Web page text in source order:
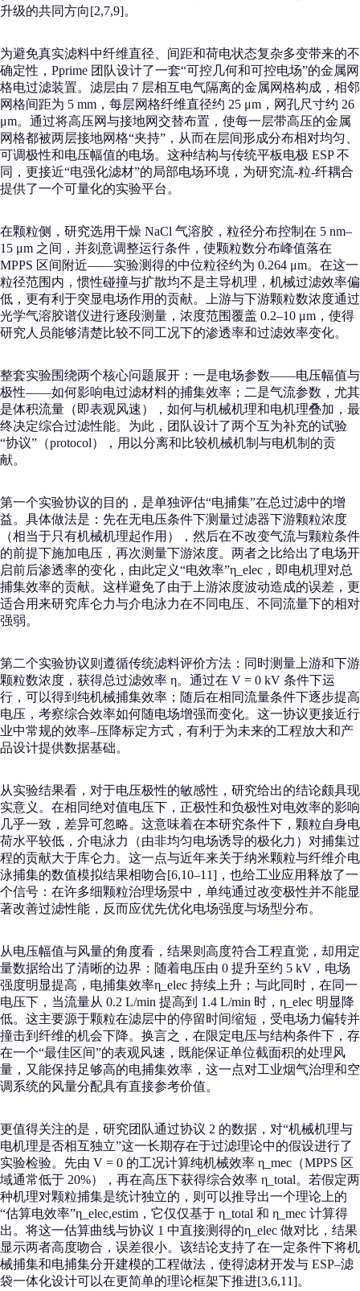
升级的共同方向[2,7,9]。
为避免真实滤料中纤维直径、间距和荷电状态复杂多变带来的不
确定性，Pprime 团队设计了一套“可控几何和可控电场”的金属网
格电过滤装置。滤层由 7 层相互电气隔离的金属网格构成，相邻
网格间距为 5 mm，每层网格纤维直径约 25 μm，网孔尺寸约 26
μm。通过将高压网与接地网交替布置，使每一层带高压的金属
网格都被两层接地网格“夹持”，从而在层间形成分布相对均匀、
可调极性和电压幅值的电场。这种结构与传统平板电极 ESP 不
同，更接近“电强化滤材”的局部电场环境，为研究流‑粒‑纤耦合
提供了一个可量化的实验平台。
在颗粒侧，研究选用干燥 NaCl 气溶胶，粒径分布控制在 5 nm–
15 μm 之间，并刻意调整运行条件，使颗粒数分布峰值落在
MPPS 区间附近——实验测得的中位粒径约为 0.264 μm。在这一
粒径范围内，惯性碰撞与扩散均不是主导机理，机械过滤效率偏
低，更有利于突显电场作用的贡献。上游与下游颗粒数浓度通过
光学气溶胶谱仪进行逐段测量，浓度范围覆盖 0.2–10 μm，使得
研究人员能够清楚比较不同工况下的渗透率和过滤效率变化。
整套实验围绕两个核心问题展开：一是电场参数——电压幅值与
极性——如何影响电过滤材料的捕集效率；二是气流参数，尤其
是体积流量（即表观风速），如何与机械机理和电机理叠加，最
终决定综合过滤性能。为此，团队设计了两个互为补充的试验
“协议”（protocol），用以分离和比较机械机制与电机制的贡
献。
第一个实验协议的目的，是单独评估“电捕集”在总过滤中的增
益。具体做法是：先在无电压条件下测量过滤器下游颗粒浓度
（相当于只有机械机理起作用），然后在不改变气流与颗粒条件
的前提下施加电压，再次测量下游浓度。两者之比给出了电场开
启前后渗透率的变化，由此定义“电效率”η_elec，即电机理对总
捕集效率的贡献。这样避免了由于上游浓度波动造成的误差，更
适合用来研究库仑力与介电泳力在不同电压、不同流量下的相对
强弱。
第二个实验协议则遵循传统滤料评价方法：同时测量上游和下游
颗粒数浓度，获得总过滤效率 η。通过在 V = 0 kV 条件下运
行，可以得到纯机械捕集效率；随后在相同流量条件下逐步提高
电压，考察综合效率如何随电场增强而变化。这一协议更接近行
业中常规的效率–压降标定方式，有利于为未来的工程放大和产
品设计提供数据基础。
从实验结果看，对于电压极性的敏感性，研究给出的结论颇具现
实意义。在相同绝对值电压下，正极性和负极性对电效率的影响
几乎一致，差异可忽略。这意味着在本研究条件下，颗粒自身电
荷水平较低，介电泳力（由非均匀电场诱导的极化力）对捕集过
程的贡献大于库仑力。这一点与近年来关于纳米颗粒与纤维介电
泳捕集的数值模拟结果相吻合[6,10–11]，也给工业应用释放了一
个信号：在许多细颗粒治理场景中，单纯通过改变极性并不能显
著改善过滤性能，反而应优先优化电场强度与场型分布。
从电压幅值与风量的角度看，结果则高度符合工程直觉，却用定
量数据给出了清晰的边界：随着电压由 0 提升至约 5 kV，电场
强度明显提高，电捕集效率η_elec 持续上升；与此同时，在同一
电压下，当流量从 0.2 L/min 提高到 1.4 L/min 时，η_elec 明显降
低。这主要源于颗粒在滤层中的停留时间缩短，受电场力偏转并
撞击到纤维的机会下降。换言之，在限定电压与结构条件下，存
在一个“最佳区间”的表观风速，既能保证单位截面积的处理风
量，又能保持足够高的电捕集效率，这一点对工业烟气治理和空
调系统的风量分配具有直接参考价值。
更值得关注的是，研究团队通过协议 2 的数据，对“机械机理与
电机理是否相互独立”这一长期存在于过滤理论中的假设进行了
实验检验。先由 V = 0 的工况计算纯机械效率 η_mec（MPPS 区
域通常低于 20%），再在高压下获得综合效率 η_total。若假定两
种机理对颗粒捕集是统计独立的，则可以推导出一个理论上的
“估算电效率”η_elec,estim，它仅仅基于 η_total 和 η_mec 计算得
出。将这一估算曲线与协议 1 中直接测得的η_elec 做对比，结果
显示两者高度吻合，误差很小。该结论支持了在一定条件下将机
械捕集和电捕集分开建模的工程做法，使得滤材开发与 ESP–滤
袋一体化设计可以在更简单的理论框架下推进[3,6,11]。